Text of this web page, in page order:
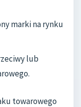
marki na rynku
lub
towarowego